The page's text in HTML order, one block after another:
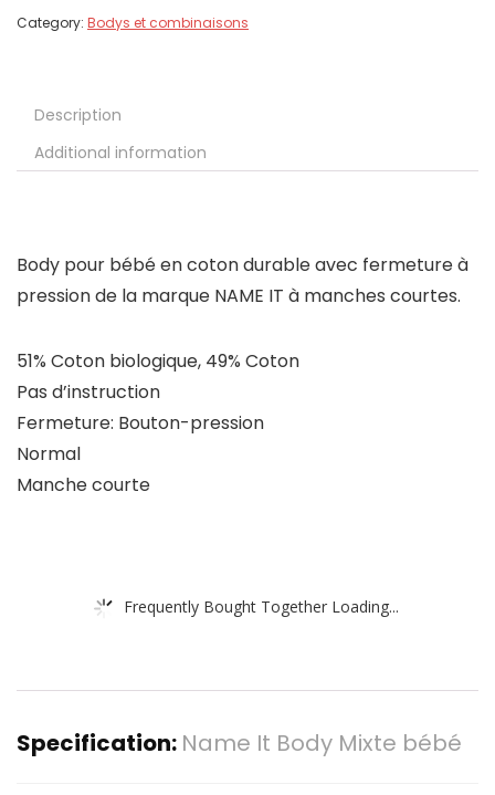
Category: Bodys et combinaisons
Description
Additional information
Body pour bébé en coton durable avec fermeture à
pression de la marque NAME IT à manches courtes.
51% Coton biologique, 49% Coton
Pas d’instruction
Fermeture: Bouton-pression
Normal
Manche courte
Frequently Bought Together Loading...
Specification: Name It Body Mixte bébé